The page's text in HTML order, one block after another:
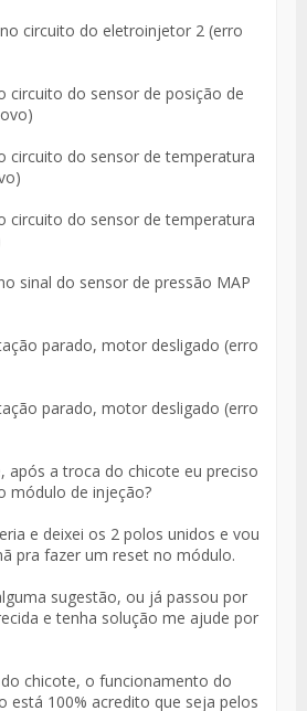
circuito do eletroinjetor 2 (erro
circuito do sensor de posição de
circuito do sensor de temperatura
circuito do sensor de temperatura
sinal do sensor de pressão MAP
parado, motor desligado (erro
parado, motor desligado (erro
após a troca do chicote eu preciso
módulo de injeção?
e deixei os 2 polos unidos e vou
pra fazer um reset no módulo.
sugestão, ou já passou por
e tenha solução me ajude por
chicote, o funcionamento do
está 100% acredito que seja pelos